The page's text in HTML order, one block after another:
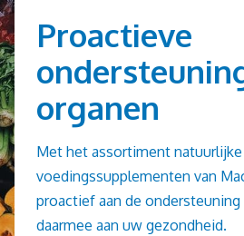
Proactieve
organen
Met het assortiment natuurlijke
voedingssupplementen van
proactief aan de ondersteuning
daarmee aan uw gezondheid.